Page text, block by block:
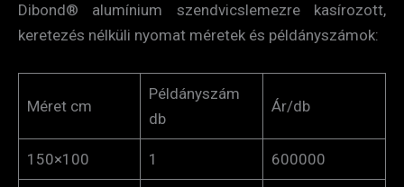
Dibond® alumínium szendvicslemezre kasírozott,
keretezés nélküli nyomat méretek és példányszámok:
Méret cm
Példányszám
db
Ár/db
150×100 1 600000